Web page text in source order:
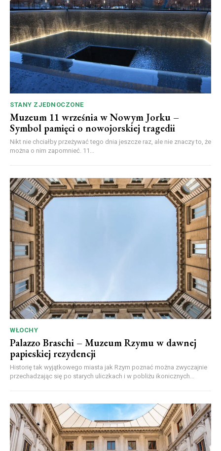
STANY ZJEDNOCZONE
Muzeum 11 września w Nowym Jorku –
Symbol pamięci o nowojorskiej tragedii
Nikt nie chciałby przeżywać tego dnia jeszcze raz, ale nie znaczy to, że
można o nim zapomnieć. 11...
WŁOCHY
Palazzo Braschi – Muzeum Rzymu w dawnej
papieskiej rezydencji
Historię tak wyjątkowego miasta jak Rzym poznać można zwyczajnie
przechadzając się po starych uliczkach i w pobliżu ikonicznych...